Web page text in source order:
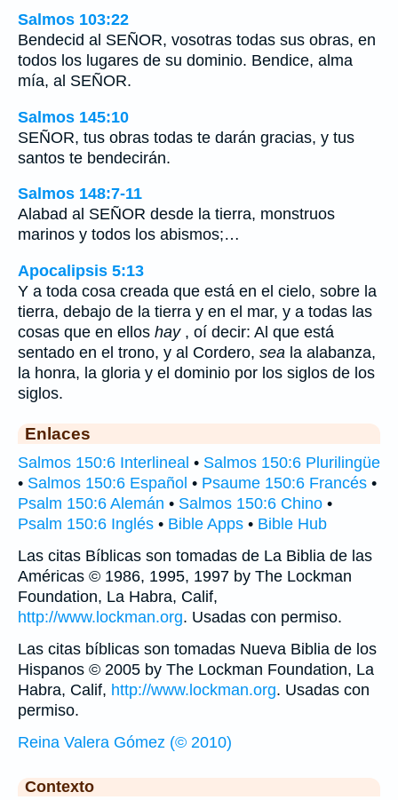
Salmos 103:22
Bendecid al SEÑOR, vosotras todas sus obras, en
todos los lugares de su dominio. Bendice, alma
mía, al SEÑOR.
Salmos 145:10
SEÑOR, tus obras todas te darán gracias, y tus
santos te bendecirán.
Salmos 148:7-11
Alabad al SEÑOR desde la tierra, monstruos
marinos y todos los abismos;…
Apocalipsis 5:13
Y a toda cosa creada que está en el cielo, sobre la
tierra, debajo de la tierra y en el mar, y a todas las
cosas que en ellos hay, oí decir: Al que está
sentado en el trono, y al Cordero, sea la alabanza,
la honra, la gloria y el dominio por los siglos de los
siglos.
Enlaces
Salmos 150:6 Interlineal • Salmos 150:6 Plurilingüe
• Salmos 150:6 Español • Psaume 150:6 Francés •
Psalm 150:6 Alemán • Salmos 150:6 Chino •
Psalm 150:6 Inglés • Bible Apps • Bible Hub
Las citas Bíblicas son tomadas de La Biblia de las
Américas © 1986, 1995, 1997 by The Lockman
Foundation, La Habra, Calif,
http://www.lockman.org. Usadas con permiso.
Las citas bíblicas son tomadas Nueva Biblia de los
Hispanos © 2005 by The Lockman Foundation, La
Habra, Calif, http://www.lockman.org. Usadas con
permiso.
Reina Valera Gómez (© 2010)
Contexto